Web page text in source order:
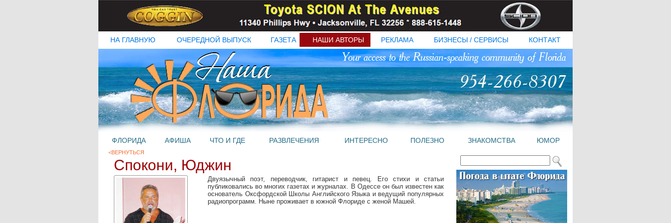
НА ГЛАВНУЮ ОЧЕРЕДНОЙ ВЫПУСК ГАЗЕТА НАШИ АВТОРЫ РЕКЛАМА БИЗНЕСЫ / СЕРВИСЫ КОНТАКТ
ФЛОРИДА АФИША ЧТО И ГДЕ РАЗВЛЕЧЕНИЯ ИНТЕРЕСНО ПОЛЕЗНО ЗНАКОМСТВА ЮМОР
<ВЕРНУТЬСЯ
Спокони, Юджин
Двуязычный поэт, переводчик, гитарист и певец. Его стихи и статьи
публиковались во многих газетах и журналах. В Одессе он был известен как
основатель Оксфордской Школы Английского Языка и ведущий популярных
радиопрограмм. Ныне проживает в южной Флориде с женой Машей.